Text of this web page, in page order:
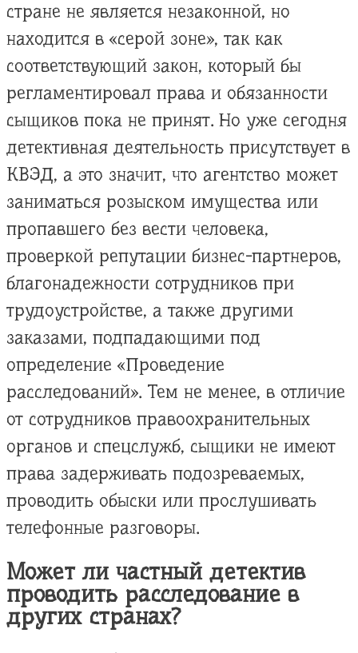
стране не является незаконной, но
находится в «серой зоне», так как
соответствующий закон, который бы
регламентировал права и обязанности
сыщиков пока не принят. Но уже сегодня
детективная деятельность присутствует в
КВЭД, а это значит, что агентство может
заниматься розыском имущества или
пропавшего без вести человека,
проверкой репутации бизнес-партнеров,
благонадежности сотрудников при
трудоустройстве, а также другими
заказами, подпадающими под
определение «Проведение
расследований». Тем не менее, в отличие
от сотрудников правоохранительных
органов и спецслужб, сыщики не имеют
права задерживать подозреваемых,
проводить обыски или прослушивать
телефонные разговоры.
Может ли частный детектив
проводить расследование в
других странах?